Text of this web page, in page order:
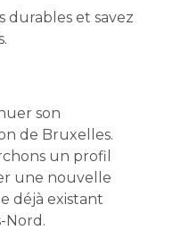
durables et savez
son
de Bruxelles.
un profil
une nouvelle
déjà existant
Nord.